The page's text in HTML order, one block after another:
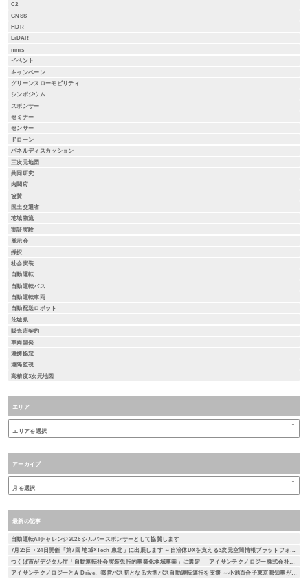
C2
GNSS
HDR
LiDAR
mms
イベント
キャンペーン
グリーンスローモビリティ
シンポジウム
スポンサー
セミナー
センサー
ドローン
パネルディスカッション
三次元地図
共同研究
内閣府
協賛
国土交通省
地域物流
実証実験
展示会
採択
社会実装
自動運転
自動運転バス
自動運転車両
自動配送ロボット
茨城県
販売店契約
車両開発
連携協定
遠隔監視
高精度3次元地図
エリア
アーカイブ
最新の記事
自動運転AIチャレンジ2026 シルバースポンサーとして協賛します
7月23日・24日開催「第7回 地域×Tech 東北」に出展します ～自治体DXを支える3次元空間情報プラットフォーム「DEXIO™」をご紹介～
つくば市がデジタル庁「自動運転社会実装先行的事業化地域事業」に選定 ― アイサンテクノロジー株式会社とA-Drive株式会社が本取り組みに参画 ―
アイサンテクノロジーとA-Drive、都営バス初となる大型バス自動運転運行を支援 ～小池百合子東京都知事が試乗、自動運転社会の実現に向けた取り組み～